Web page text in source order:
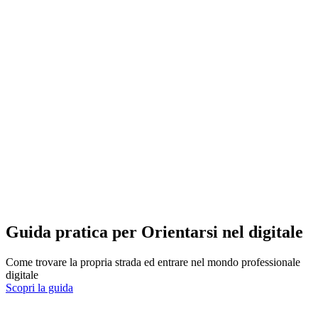
Guida pratica per Orientarsi nel digitale
Come trovare la propria strada ed entrare nel mondo professionale
digitale
Scopri la guida